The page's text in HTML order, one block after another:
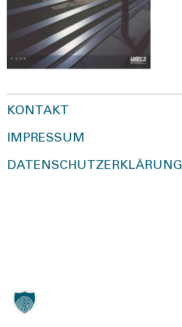
KONTAKT
IMPRESSUM
DATENSCHUTZERKLÄRUNG